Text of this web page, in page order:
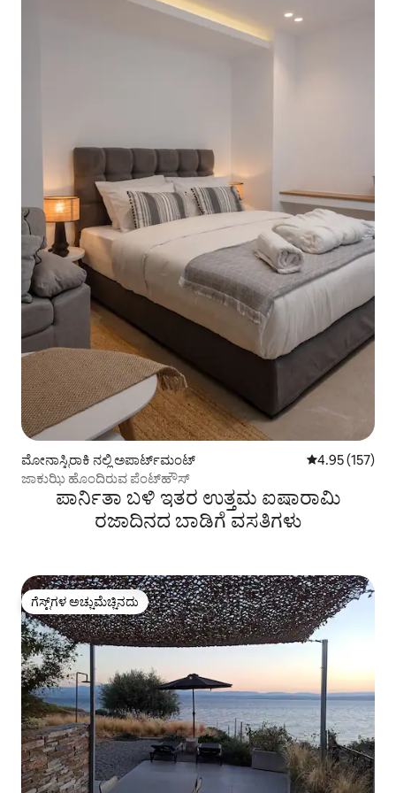
ಮೋನಾಸ್ಟಿರಾಕಿ ನಲ್ಲಿ ಅಪಾರ್ಟ್‌ಮಂಟ್ 5 ರಲ್ಲಿ 4.95
4.95 (157)
ಜಾಕುಝಿ ಹೊಂದಿರುವ ಪೆಂಟ್‌ಹೌಸ್
ಪಾರ್ನಿತಾ ಬಳಿ ಇತರ ಉತ್ತಮ ಐಷಾರಾಮಿ
ರಜಾದಿನದ ಬಾಡಿಗೆ ವಸತಿಗಳು
ಗೆಸ್ಟ್‌ಗಳ ಅಚ್ಚುಮೆಚ್ಚಿನದು
ಗೆಸ್ಟ್‌ಗಳ ಅಚ್ಚುಮೆಚ್ಚಿನದು